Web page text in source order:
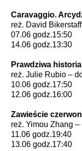
Caravaggio.
reż. David
07.06 godz.15:50
14.06 godz.13:30
Prawdziwa
reż. Julie Rubio –
10.06 godz.17:50
12.06 godz.16:00
Zawieście
reż. Yimou Zhang –
11.06 godz.19:40
13.06 godz.17:40